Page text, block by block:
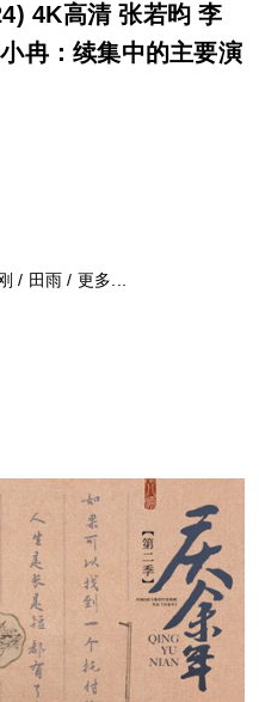
4K高清 张若昀 李
冉：续集中的主要演
/ 田雨 / 更多...